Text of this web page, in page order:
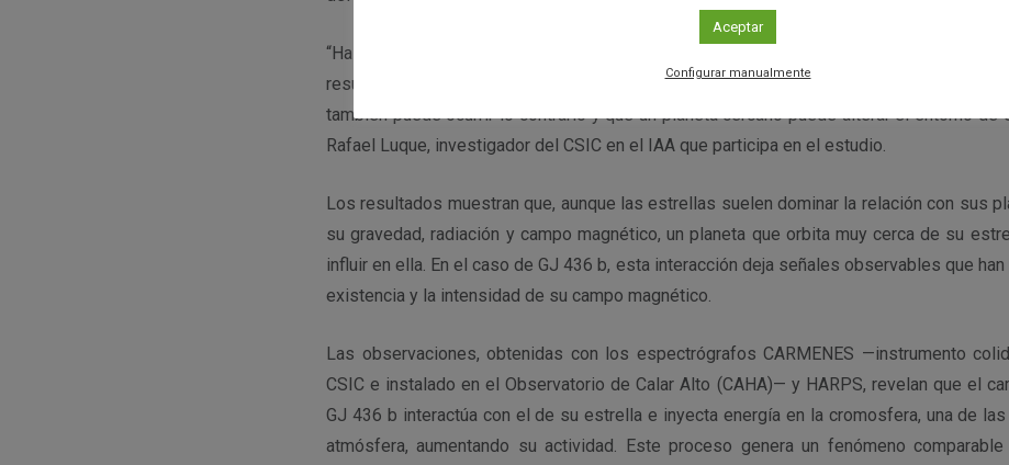
“Hasta hace poco se pensaba que era principalmente la estrella la que influía en el
resultados aportan la evidencia más clara hasta la fecha de algo que ya se venía
también puede ocurrir lo contrario y que un planeta cercano puede alterar el entorno de
Rafael Luque, investigador del CSIC en el IAA que participa en el estudio.
Los resultados muestran que, aunque las estrellas suelen dominar la relación con sus
su gravedad, radiación y campo magnético, un planeta que orbita muy cerca de su
influir en ella. En el caso de GJ 436 b, esta interacción deja señales observables que
existencia y la intensidad de su campo magnético.
Las observaciones, obtenidas con los espectrógrafos CARMENES —instrumento
CSIC e instalado en el Observatorio de Calar Alto (CAHA)— y HARPS, revelan que el
GJ 436 b interactúa con el de su estrella e inyecta energía en la cromosfera, una de
atmósfera, aumentando su actividad. Este proceso genera un fenómeno
Aceptar
Configurar manualmente